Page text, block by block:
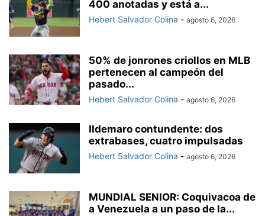
400 anotadas y está a...
Hebert Salvador Colina - agosto 6, 2026
50% de jonrones criollos en MLB
pertenecen al campeón del
pasado...
Hebert Salvador Colina - agosto 6, 2026
Ildemaro contundente: dos
extrabases, cuatro impulsadas
Hebert Salvador Colina - agosto 6, 2026
MUNDIAL SENIOR: Coquivacoa de
a Venezuela a un paso de la...